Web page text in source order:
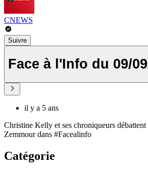
CNEWS
Suivre
Face à l'Info du 09/
il y a 5 ans
Christine Kelly et ses chroniqueurs
Zemmour dans #Facealinfo
Catégorie